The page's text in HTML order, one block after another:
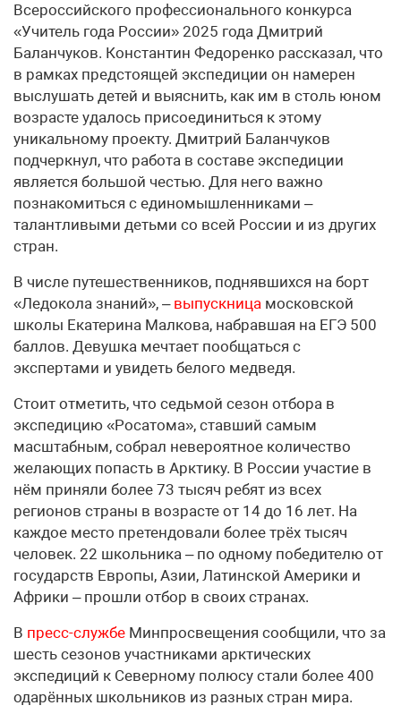
Всероссийского профессионального конкурса
«Учитель года России» 2025 года Дмитрий
Баланчуков. Константин Федоренко рассказал, что
в рамках предстоящей экспедиции он намерен
выслушать детей и выяснить, как им в столь юном
возрасте удалось присоединиться к этому
уникальному проекту. Дмитрий Баланчуков
подчеркнул, что работа в составе экспедиции
является большой честью. Для него важно
познакомиться с единомышленниками –
талантливыми детьми со всей России и из других
стран.
В числе путешественников, поднявшихся на борт
«Ледокола знаний», – выпускница московской
школы Екатерина Малкова, набравшая на ЕГЭ 500
баллов. Девушка мечтает пообщаться с
экспертами и увидеть белого медведя.
Стоит отметить, что седьмой сезон отбора в
экспедицию «Росатома», ставший самым
масштабным, собрал невероятное количество
желающих попасть в Арктику. В России участие в
нём приняли более 73 тысяч ребят из всех
регионов страны в возрасте от 14 до 16 лет. На
каждое место претендовали более трёх тысяч
человек. 22 школьника – по одному победителю от
государств Европы, Азии, Латинской Америки и
Африки – прошли отбор в своих странах.
В пресс-службе Минпросвещения сообщили, что за
шесть сезонов участниками арктических
экспедиций к Северному полюсу стали более 400
одарённых школьников из разных стран мира.